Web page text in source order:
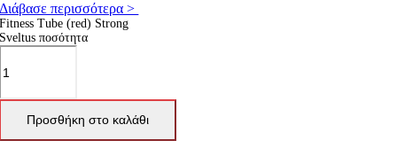
Διάβασε περισσότερα >
Fitness Tube (red) Strong
Sveltus ποσότητα
Προσθήκη στο καλάθι